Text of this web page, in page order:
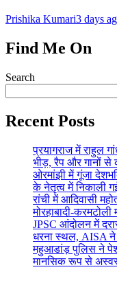
Prishika Kumari3 days
Find Me On
Search
Recent Posts
प्रयागराज में राहुल
भीड़, रैप और गानों से
ओरमांझी में गूंजा
के नेतृत्व में निकाली गई
रांची में आदिवासी
मोरहाबादी-करमटोली
JPSC आंदोलन में
धरना स्थल, AISA ने
महुआडांड़ पुलिस ने पेश
मानसिक रूप से